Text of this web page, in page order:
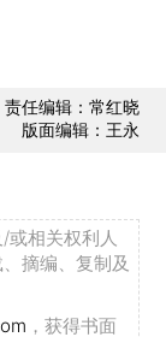
责任编辑：常红晓
版面编辑：王永
或相关权利人
摘编、复制及
，获得书面